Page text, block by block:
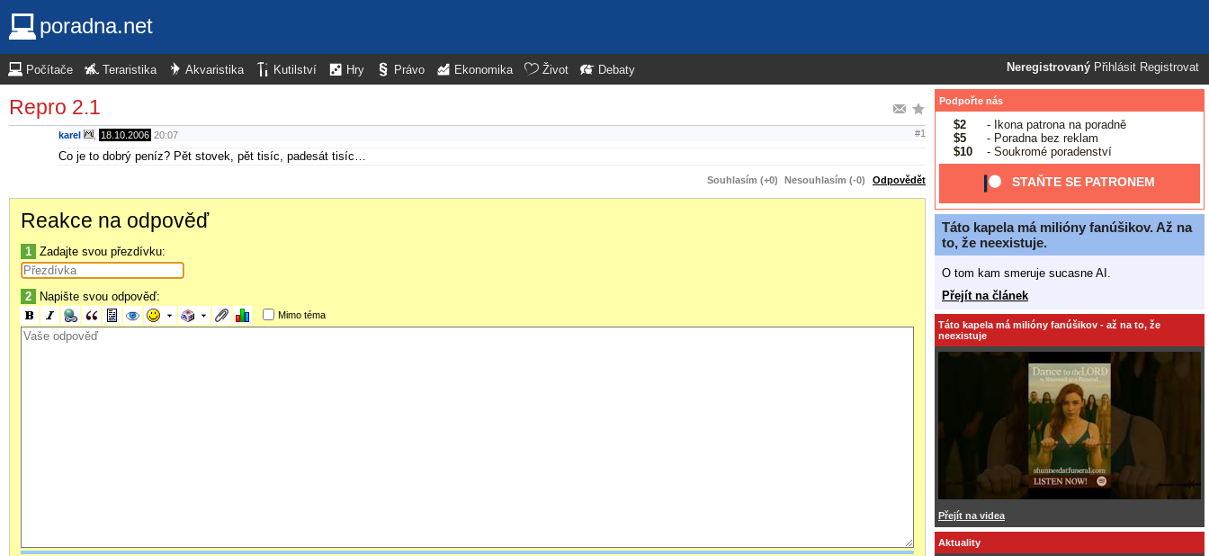
poradna.net
Neregistrovaný Přihlásit Registrovat
Počítače Teraristika Akvaristika Kutilství Hry Právo Ekonomika Život Debaty
Repro 2.1
karel 18.10.2006 20:07 #1
Co je to dobrý peníz? Pět stovek, pět tisíc, padesát tisíc…
Souhlasím (+0) Nesouhlasím (-0) Odpovědět
Reakce na odpověď
1 Zadajte svou přezdívku:
2 Napište svou odpověď:
Mimo téma
Podpořte nás
$2
- Ikona patrona na poradně
$5
- Poradna bez reklam
$10
- Soukromé poradenství
STAŇTE SE PATRONEM
Táto kapela má milióny fanúšikov. Až na
to, že neexistuje.
O tom kam smeruje sucasne AI.
Přejít na článek
Táto kapela má milióny fanúšikov - až na to, že
neexistuje
Přejít na videa
Aktuality